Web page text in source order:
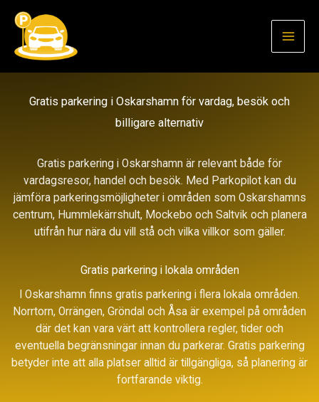
Hoppa
innehåll
Gratis parkering i Oskarshamn för vardag, besök och
billigare alternativ
Gratis parkering i Oskarshamn är relevant både för
vardagsresor, handel och besök. Med Parkopilot kan du
jämföra parkeringsmöjligheter i områden som Oskarshamns
centrum, Hummlekärrshult, Mockebo och Saltvik och planera
utifrån hur nära du vill stå och vilka villkor som gäller.
Gratis parkering i lokala områden
I Oskarshamn finns gratis parkering i flera lokala områden.
Norrtorn, Orrängen, Gröndal och Åsa är exempel på områden
där det kan vara värt att kontrollera regler, tider och
eventuella begränsningar innan du parkerar. Gratis parkering
betyder inte att alla platser alltid är tillgängliga, så planering är
fortfarande viktig.